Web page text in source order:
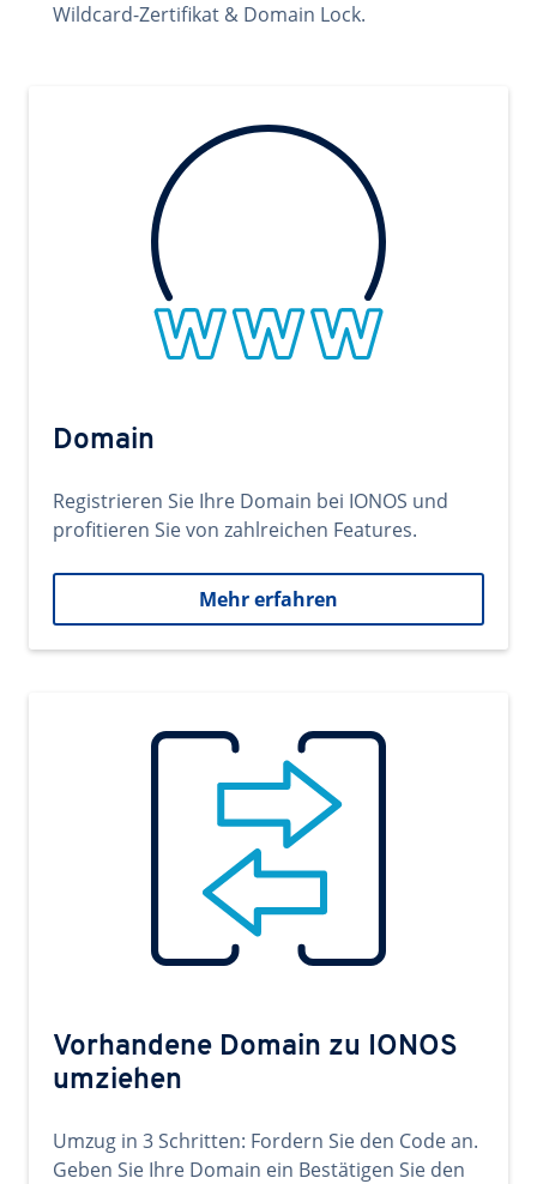
Wildcard-Zertifikat & Domain Lock.
Domain
Registrieren Sie Ihre Domain bei IONOS und
profitieren Sie von zahlreichen Features.
Mehr erfahren
Vorhandene Domain zu IONOS
umziehen
Umzug in 3 Schritten: Fordern Sie den Code an.
Geben Sie Ihre Domain ein Bestätigen Sie den